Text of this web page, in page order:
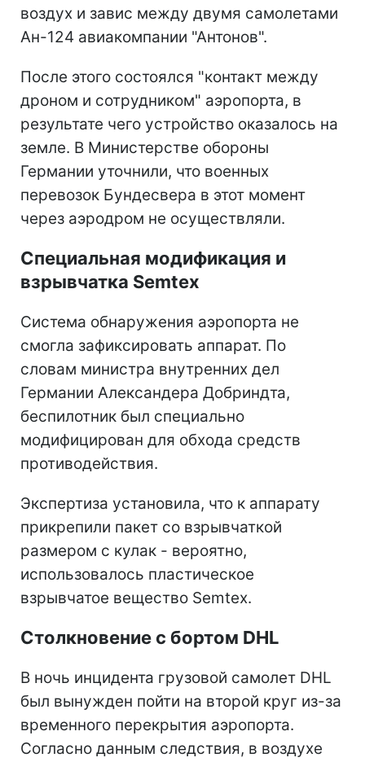
воздух и завис между двумя самолетами
Ан-124 авиакомпании "Антонов".
После этого состоялся "контакт между
дроном и сотрудником" аэропорта, в
результате чего устройство оказалось на
земле. В Министерстве обороны
Германии уточнили, что военных
перевозок Бундесвера в этот момент
через аэродром не осуществляли.
Специальная модификация и
взрывчатка Semtex
Система обнаружения аэропорта не
смогла зафиксировать аппарат. По
словам министра внутренних дел
Германии Александера Добриндта,
беспилотник был специально
модифицирован для обхода средств
противодействия.
Экспертиза установила, что к аппарату
прикрепили пакет со взрывчаткой
размером с кулак - вероятно,
использовалось пластическое
взрывчатое вещество Semtex.
Столкновение с бортом DHL
В ночь инцидента грузовой самолет DHL
был вынужден пойти на второй круг из-за
временного перекрытия аэропорта.
Согласно данным следствия, в воздухе